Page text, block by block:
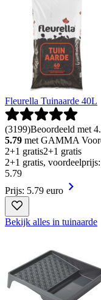
Fleurella Tuinaarde 40L
(3199)Beoordeeld met
5.79 met GAMMA
2+1 gratis2+1 gratis
2+1 gratis,
5.79
Prijs: 5.79 euro
Bekijk alles in tuinaarde